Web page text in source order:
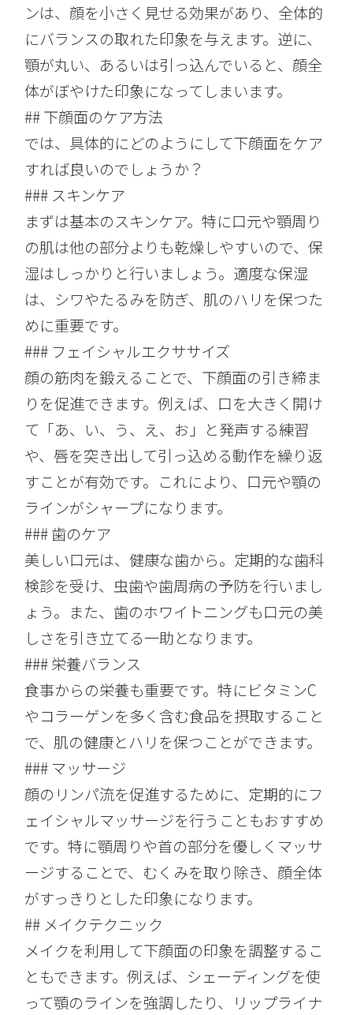
ンは、顔を小さく見せる効果があり、全体的
にバランスの取れた印象を与えます。逆に、
顎が丸い、あるいは引っ込んでいると、顔全
体がぼやけた印象になってしまいます。
## 下顔面のケア方法
では、具体的にどのようにして下顔面をケア
すれば良いのでしょうか？
### スキンケア
まずは基本のスキンケア。特に口元や顎周り
の肌は他の部分よりも乾燥しやすいので、保
湿はしっかりと行いましょう。適度な保湿
は、シワやたるみを防ぎ、肌のハリを保つた
めに重要です。
### フェイシャルエクササイズ
顔の筋肉を鍛えることで、下顔面の引き締ま
りを促進できます。例えば、口を大きく開け
て「あ、い、う、え、お」と発声する練習
や、唇を突き出して引っ込める動作を繰り返
すことが有効です。これにより、口元や顎の
ラインがシャープになります。
### 歯のケア
美しい口元は、健康な歯から。定期的な歯科
検診を受け、虫歯や歯周病の予防を行いまし
ょう。また、歯のホワイトニングも口元の美
しさを引き立てる一助となります。
### 栄養バランス
食事からの栄養も重要です。特にビタミンC
やコラーゲンを多く含む食品を摂取すること
で、肌の健康とハリを保つことができます。
### マッサージ
顔のリンパ流を促進するために、定期的にフ
ェイシャルマッサージを行うこともおすすめ
です。特に顎周りや首の部分を優しくマッサ
ージすることで、むくみを取り除き、顔全体
がすっきりとした印象になります。
## メイクテクニック
メイクを利用して下顔面の印象を調整するこ
ともできます。例えば、シェーディングを使
って顎のラインを強調したり、リップライナ